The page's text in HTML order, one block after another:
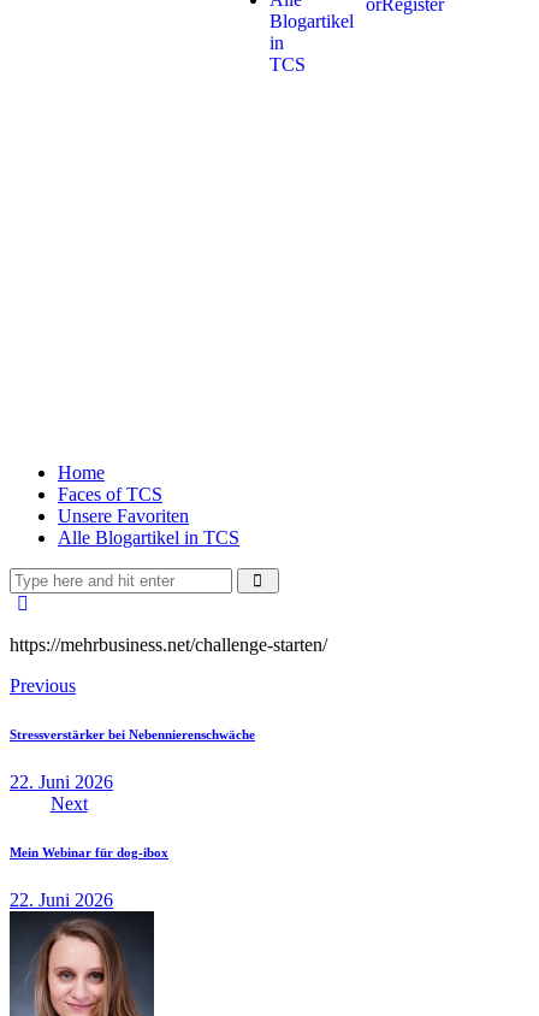
Blogartikel
in
TCS
orRegister
Home
Faces of TCS
Unsere Favoriten
Alle Blogartikel in TCS
https://mehrbusiness.net/challenge-starten/
Previous
Stressverstärker bei Nebennierenschwäche
22. Juni 2026
Next
Mein Webinar für dog-ibox
22. Juni 2026